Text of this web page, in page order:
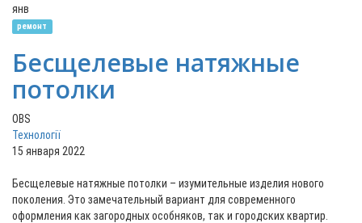
янв
ремонт
Бесщелевые натяжные
потолки
OBS
Технології
15 января 2022
Бесщелевые натяжные потолки – изумительные изделия нового
поколения. Это замечательный вариант для современного
оформления как загородных особняков, так и городских квартир.